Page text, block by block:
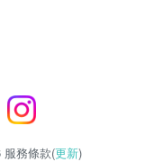
服務條款(更新)